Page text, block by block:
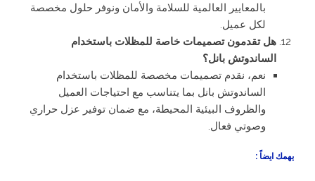
بالمعايير العالمية للسلامة والأمان ونوفر حلول مخصصة
لكل عميل.
هل تقدمون تصميمات خاصة للمظلات باستخدام
الساندوتش بانل؟
نعم، نقدم تصميمات مخصصة للمظلات باستخدام
الساندوتش بانل بما يتناسب مع احتياجات العميل
والظروف البيئية المحيطة، مع ضمان توفير عزل حراري
وصوتي فعال.
يهمك ايضاً :